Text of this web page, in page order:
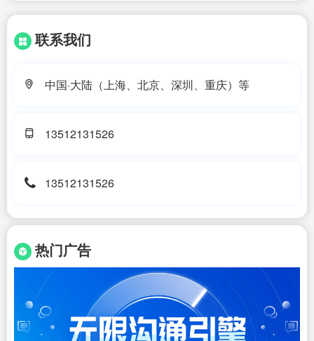
联系我们
中国·大陆（上海、北京、深圳、重庆）等
13512131526
13512131526
热门广告